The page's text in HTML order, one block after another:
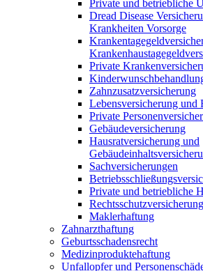
Private und betriebliche
Dread Disease
Krankheiten Vorsorge
Private
Zahnzusatzversicherung
Lebensversicherung und
Private
Gebäudeversicherung
Hausratversicherung und
Sachversicherungen
Private und betriebliche
Rechtsschutzversicherung
Maklerhaftung
Zahnarzthaftung
Geburtsschadensrecht
Medizinproduktehaftung
Unfallopfer und